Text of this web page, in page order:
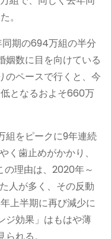
。
期の694万組の半分
姻数に目を向けている
のペースで行くと、今
となるおよそ660万
組をピークに9年連続
く歯止めがかかり、
理由は、2020年～
人が多く、その反動
上半期に再び減少に
ジ効果」はもはや薄
れる。